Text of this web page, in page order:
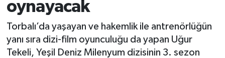
oynayacak
Torbalı’da yaşayan ve hakemlik ile antrenörlüğün
yanı sıra dizi-film oyunculuğu da yapan Uğur
Tekeli, Yeşil Deniz Milenyum dizisinin 3. sezon
İzmir Trafik Yoğunluk Haritası
Süper Lig Puan Durumu ve Fikstür